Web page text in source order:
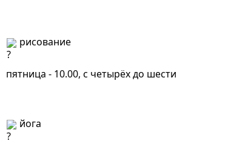
рисование
пятница - 10.00, с четырёх до шести
йога